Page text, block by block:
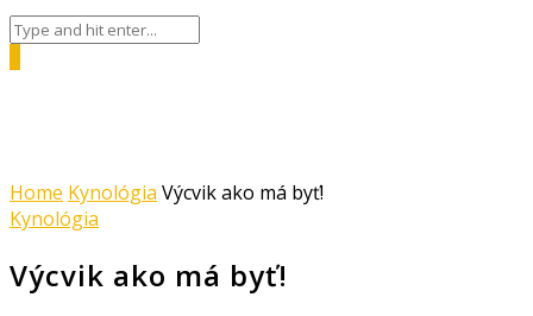
Home Kynológia Výcvik ako má byť!
Kynológia
Výcvik ako má byť!